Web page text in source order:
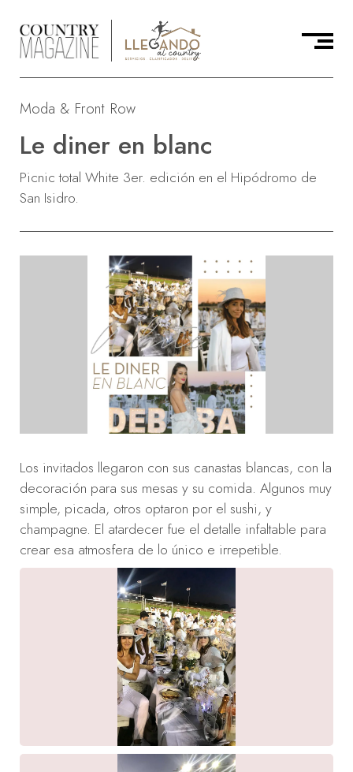
Moda & Front Row
Le diner en blanc
Picnic total White 3er. edición en el Hipódromo de
San Isidro.
Los invitados llegaron con sus canastas blancas, con la
decoración para sus mesas y su comida. Algunos muy
simple, picada, otros optaron por el sushi, y
champagne. El atardecer fue el detalle infaltable para
crear esa atmosfera de lo único e irrepetible.